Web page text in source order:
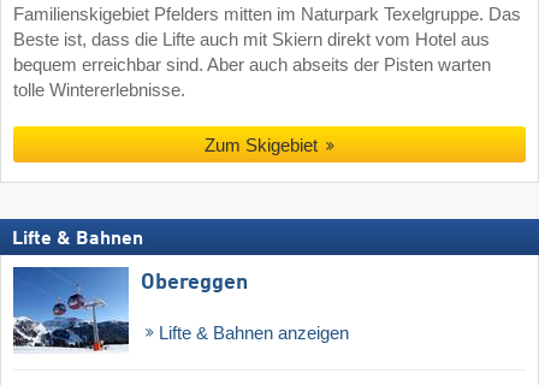
Familienskigebiet Pfelders mitten im Naturpark Texelgruppe. Das
Beste ist, dass die Lifte auch mit Skiern direkt vom Hotel aus
bequem erreichbar sind. Aber auch abseits der Pisten warten
tolle Wintererlebnisse.
Zum Skigebiet
Lifte & Bahnen
Obereggen
Lifte & Bahnen anzeigen